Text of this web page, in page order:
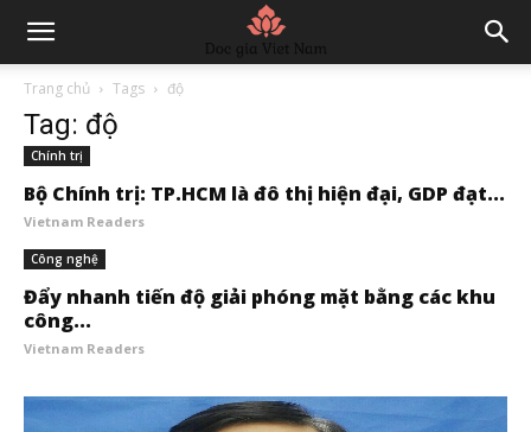
Trang chủ Tags độ
Tag: độ
Chính trị
Bộ Chính trị: TP.HCM là đô thị hiện đại, GDP đạt...
Vietnam Readers
Công nghệ
Đẩy nhanh tiến độ giải phóng mặt bằng các khu
công...
Vietnam Readers